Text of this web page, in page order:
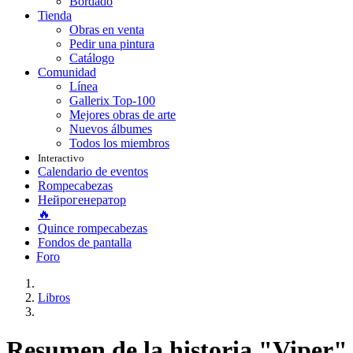
Tienda
Obras en venta
Pedir una pintura
Catálogo
Comunidad
Línea
Gallerix Top-100
Mejores obras de arte
Nuevos álbumes
Todos los miembros
Interactivo
Calendario de eventos
Rompecabezas
Нейрогенератор
🔥
Quince rompecabezas
Fondos de pantalla
Foro
Libros